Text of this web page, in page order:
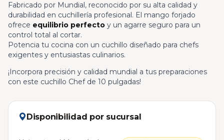
Fabricado por Mundial, reconocido por su alta calidad y
durabilidad en cuchillería profesional. El mango forjado
ofrece equilibrio perfecto y un agarre seguro para un
control total al cortar.
Potencia tu cocina con un cuchillo diseñado para chefs
exigentes y entusiastas culinarios.
¡Incorpora precisión y calidad mundial a tus preparaciones
con este cuchillo Chef de 10 pulgadas!
Disponibilidad por sucursal